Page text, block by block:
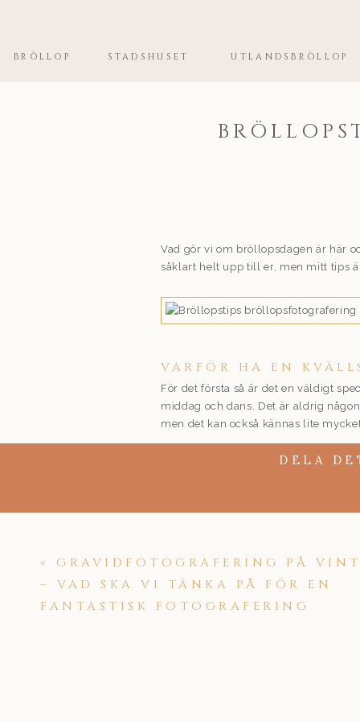
BRÖLLOP UTLANDSBRÖLLOP
STADSHUSET
Vad gör vi om bröllopsdagen är här
såklart helt upp till er, men mitt tips
VARFÖR HA EN
För det första så är det en väldigt
middag och dans. Det är aldrig
men det kan också kännas lite
Därför tycker jag den där lilla
Det blir fint ändå! Kolla bara hur
nerver har släppt, ni kanske fått i er
bara. Och då har ni lättare att även
DELA
« GRAVIDFOTOGRAFERING PÅ
– VAD SKA VI TÄNKA PÅ FÖR EN
FANTASTISK FOTOGRAFERING